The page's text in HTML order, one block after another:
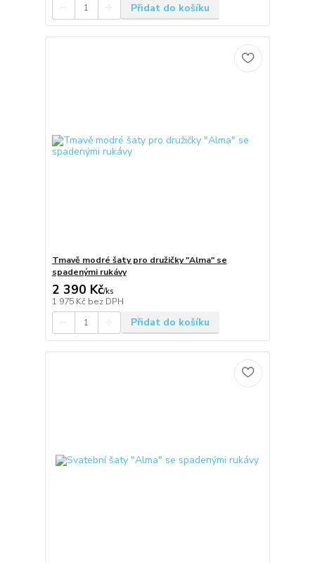
Přidat do košíku
Tmavě modré šaty pro družičky "Alma" se
spadenými rukávy
2 390 Kč/ks
1 975 Kč bez DPH
Přidat do košíku